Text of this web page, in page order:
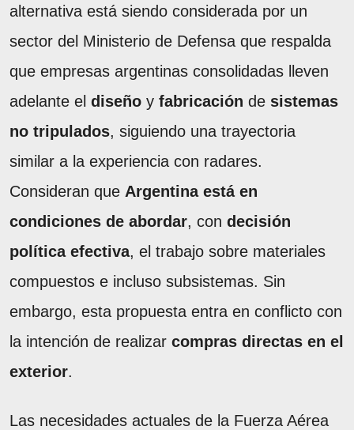
alternativa está siendo considerada por un
sector del Ministerio de Defensa que respalda
que empresas argentinas consolidadas lleven
adelante el diseño y fabricación de sistemas
no tripulados, siguiendo una trayectoria
similar a la experiencia con radares.
Consideran que Argentina está en
condiciones de abordar, con decisión
política efectiva, el trabajo sobre materiales
compuestos e incluso subsistemas. Sin
embargo, esta propuesta entra en conflicto con
la intención de realizar compras directas en el
exterior.
Las necesidades actuales de la Fuerza Aérea